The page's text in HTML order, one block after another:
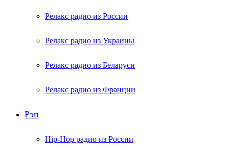
Релакс радио из России
Релакс радио из Украины
Релакс радио из Беларуси
Релакс радио из Франции
Рэп
Hip-Hop радио из России